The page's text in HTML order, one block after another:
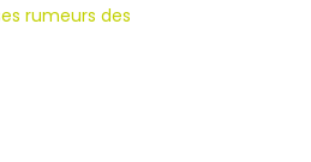
rumeurs des